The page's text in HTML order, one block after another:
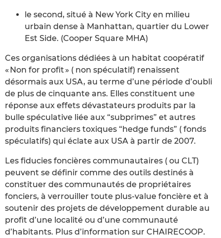
le second, situé à New York City en milieu
urbain dense à Manhattan, quartier du Lower
Est Side. (Cooper Square MHA)
Ces organisations dédiées à un habitat coopératif
« Non for profit » ( non spéculatif) renaissent
désormais aux USA, au terme d’une période d’oubli
de plus de cinquante ans. Elles constituent une
réponse aux effets dévastateurs produits par la
bulle spéculative liée aux “subprimes” et autres
produits financiers toxiques “hedge funds” ( fonds
spéculatifs) qui éclate aux USA à partir de 2007.
Les fiducies foncières communautaires ( ou CLT)
peuvent se définir comme des outils destinés à
constituer des communautés de propriétaires
fonciers, à verrouiller toute plus-value foncière et à
soutenir des projets de développement durable au
profit d’une localité ou d’une communauté
d’habitants. Plus d’information sur CHAIRECOOP.